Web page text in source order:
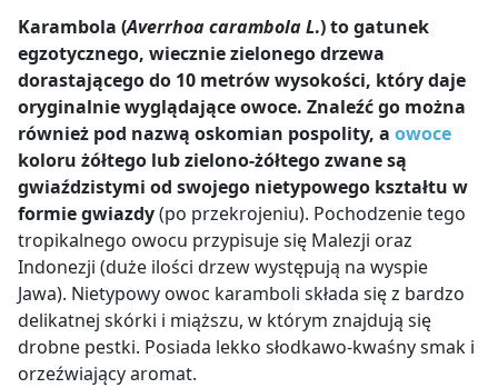
Karambola (Averrhoa carambolaL.) to gatunek
egzotycznego, wiecznie zielonego drzewa
dorastającego do 10 metrów wysokości, który daje
oryginalnie wyglądające owoce. Znaleźć go można
również pod nazwą oskomian pospolity, a owoce
koloru żółtego lub zielono-żółtego zwane są
gwiaździstymi od swojego nietypowego kształtu w
formie gwiazdy(po przekrojeniu). Pochodzenie tego
tropikalnego owocu przypisuje się Malezji oraz
Indonezji (duże ilości drzew występują na wyspie
Jawa). Nietypowy owoc karamboli składa się z bardzo
delikatnej skórki i miąższu, w którym znajdują się
drobne pestki. Posiada lekko słodkawo-kwaśny smak i
orzeźwiający aromat.